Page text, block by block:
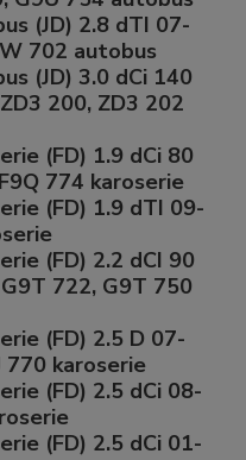
(JD) 2.8 dTI 07-
702 autobus
(JD) 3.0 dCi 140
200, ZD3 202
(FD) 1.9 dCi 80
774 karoserie
(FD) 1.9 dTI 09-
(FD) 2.2 dCI 90
722, G9T 750
(FD) 2.5 D 07-
karoserie
(FD) 2.5 dCi 08-
(FD) 2.5 dCi 01-